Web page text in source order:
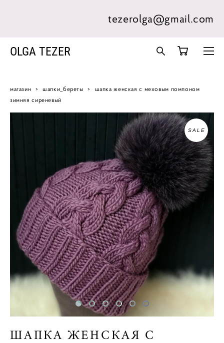
tezerolga@gmail.com
OLGA TEZER
магазин > шапки_береты >
шапка женская с меховым помпоном
зимняя сиреневый
SALE
ШАПКА ЖЕНСКАЯ С